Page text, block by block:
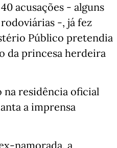
acusações - alguns
-, já fez
Público pretendia
da princesa herdeira
na residência oficial
a imprensa
namorada, a